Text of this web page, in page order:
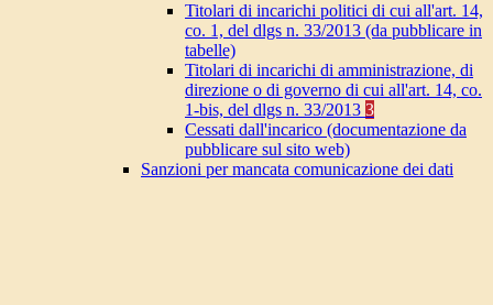
Titolari di incarichi politici di cui all'art. 14,
co. 1, del dlgs n. 33/2013 (da pubblicare in
tabelle)
Titolari di incarichi di amministrazione, di
direzione o di governo di cui all'art. 14, co.
1-bis, del dlgs n. 33/2013 3
Cessati dall'incarico (documentazione da
pubblicare sul sito web)
Sanzioni per mancata comunicazione dei dati